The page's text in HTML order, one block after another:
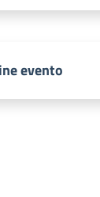
evento